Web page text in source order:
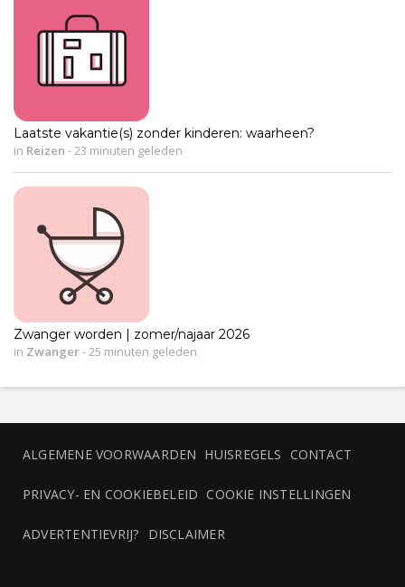
Laatste vakantie(s) zonder kinderen: waarheen?
in Reizen -23 minuten geleden
Zwanger worden | zomer/najaar 2026
in Zwanger-25 minuten geleden
ALGEMENE VOORWAARDEN HUISREGELS CONTACT
PRIVACY- EN COOKIEBELEID COOKIE INSTELLINGEN
ADVERTENTIEVRIJ? DISCLAIMER